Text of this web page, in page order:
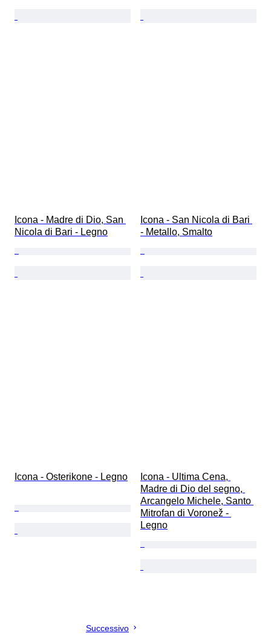
Icona - Madre di Dio, San
Nicola di Bari - Legno
Icona - San Nicola di Bari
- Metallo, Smalto
Icona - Osterikone - Legno
Icona - Ultima Cena,
Madre di Dio del segno,
Arcangelo Michele, Santo
Mitrofan di Voronež -
Legno
Successivo